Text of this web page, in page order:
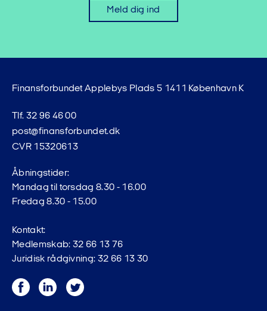
Meld dig ind
Finansforbundet Applebys Plads 5 1411 København K
Tlf. 32 96 46 00
post@finansforbundet.dk
CVR 15320613
Åbningstider:
Mandag til torsdag 8.30 - 16.00
Fredag 8.30 - 15.00
Kontakt:
Medlemskab: 32 66 13 76
Juridisk rådgivning: 32 66 13 30
FacebookLinkedInTwitter